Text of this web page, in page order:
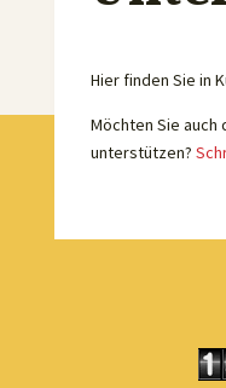
Hier finden Sie in
Möchten Sie auch
unterstützen?